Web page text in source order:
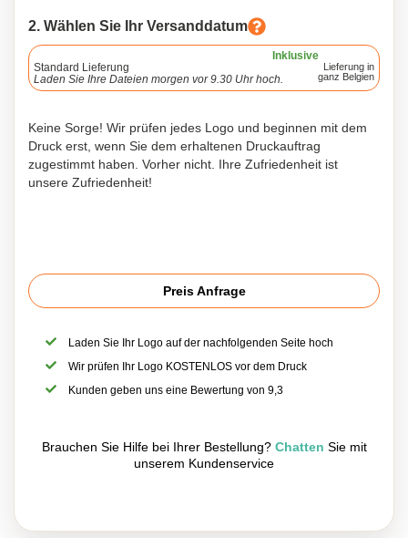
persönliche Note hinzufügen, indem Sie dieses Lineal mit
Ihrem Namen, Ihren Initialen oder einer besonderen
Nachricht anpassen. Es ist eine großartige Möglichkeit,
dieses unverzichtbare Werkzeug wirklich zu Ihrem eigenen
von Stil und Individualität zu verleihen. Aus hochwertigen
Materialien gefertigt, ist dieses Lineal darauf ausgelegt,
langlebig und robust zu sein und so zu gewährleisten, dass
oder Hobbyist sind, unser personalisiertes zehnfach
faltbares 1m Lineal wird eine unverzichtbare Ergänzung für
Ihre Werkzeugkiste sein. Bestellen Sie noch heute Ihr
2. Wählen Sie Ihr Versanddatum
Inklusive
Standard Lieferung
Laden Sie Ihre Dateien morgen vor 9.30 Uhr hoch.
Lieferung in
ganz Belgien
Keine Sorge! Wir prüfen jedes Logo und beginnen mit dem
Druck erst, wenn Sie dem erhaltenen Druckauftrag
zugestimmt haben. Vorher nicht. Ihre Zufriedenheit ist
unsere Zufriedenheit!
Preis Anfrage
Laden Sie Ihr Logo auf der nachfolgenden Seite hoch
Wir prüfen Ihr Logo KOSTENLOS vor dem Druck
Kunden geben uns eine Bewertung von 9,3
Brauchen Sie Hilfe bei Ihrer Bestellung? Chatten Sie mit
unserem Kundenservice